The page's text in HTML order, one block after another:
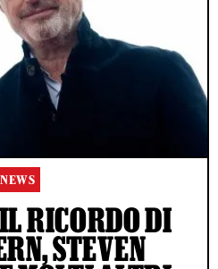
NEWS
RICORDO DI
STEVEN